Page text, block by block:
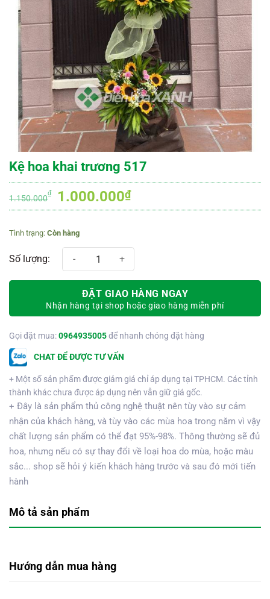
Kệ hoa khai trương 517
1.150.000
₫
Giá
gốc
1.150.000₫.
1.000.000₫Giá
hiện
1.000.000₫.
Còn hàng
Kệ hoa khai trương 517 số lượng
ĐẶT GIAO HÀNG NGAY
Nhận hàng tại shop hoặc giao hàng miễn phí
Gọi đặt mua:0964935005để nhanh chóng đặt hàng
CHAT ĐỂ ĐƯỢC TƯ VẤN
+ Một số sản phẩm được giảm giá chỉ áp dụng tại TPHCM. Các tỉnh
thành khác chưa được áp dụng nên vẫn giữ giá gốc.
+ Đây là sản phẩm thủ công nghệ thuật nên tùy vào sự cảm
nhận của khách hàng, và tùy vào các mùa hoa trong năm vì vậy
chất lượng sản phẩm có thể đạt 95%-98%. Thông thường sẽ đủ
hoa, nhưng nếu có sự thay đổi về loại hoa do mùa, hoặc màu
sắc... shop sẽ hỏi ý kiến khách hàng trước và sau đó mới tiến
hành
Mô tả sản phẩm
Hướng dẫn mua hàng